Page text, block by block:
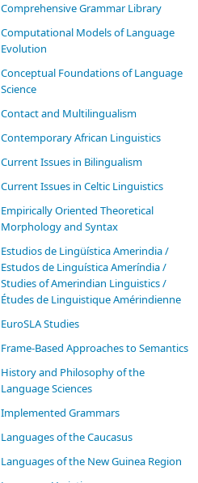
Comprehensive Grammar Library
Computational Models of Language
Evolution
Conceptual Foundations of Language
Science
Contact and Multilingualism
Contemporary African Linguistics
Current Issues in Bilingualism
Current Issues in Celtic Linguistics
Empirically Oriented Theoretical
Morphology and Syntax
Estudios de Lingüística Amerindia /
Estudos de Linguística Ameríndia /
Studies of Amerindian Linguistics /
Études de Linguistique Amérindienne
EuroSLA Studies
Frame-Based Approaches to Semantics
History and Philosophy of the
Language Sciences
Im­ple­ment­ed Gram­mars
Languages of the Caucasus
Languages of the New Guinea Region